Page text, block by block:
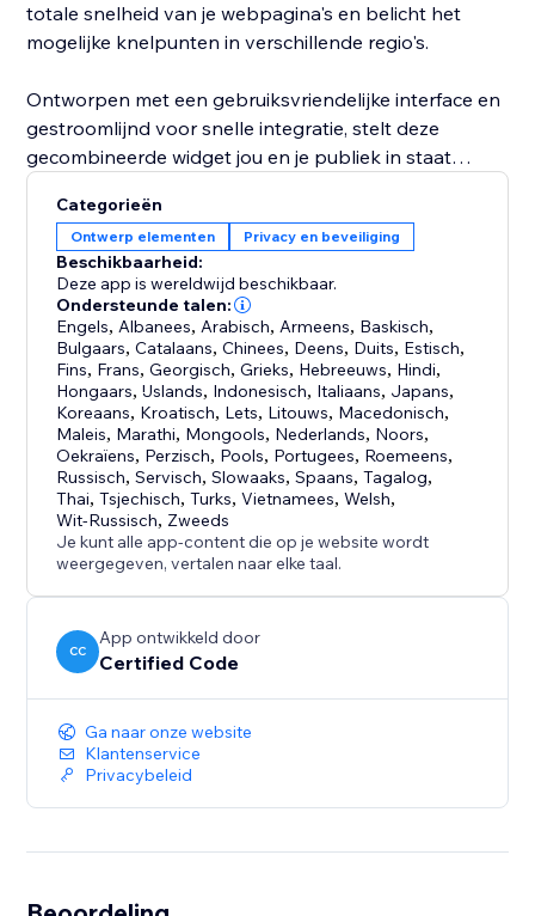
totale snelheid van je webpagina's en belicht het
mogelijke knelpunten in verschillende regio's.
Ontworpen met een gebruiksvriendelijke interface en
gestroomlijnd voor snelle integratie, stelt deze
gecombineerde widget jou en je publiek in staat
nemen. Geef je bezoekers en klanten de tools die ze
nodig hebben om serverreactie en siteprestaties te
beoordelen—voeg de TTFB & Load Time Checker
Widget vandaag nog toe aan je site.
Categorieën
Ontwerp elementen Privacy en beveiliging
Beschikbaarheid:
Deze app is wereldwijd beschikbaar.
Ondersteunde talen:
Engels, Albanees, Arabisch, Armeens, Baskisch,
Bulgaars,Catalaans,Chinees, Deens, Duits, Estisch,
Fins, Frans,Georgisch,Grieks, Hebreeuws, Hindi,
Hongaars,IJslands, Indonesisch, Italiaans, Japans,
Koreaans, Kroatisch, Lets, Litouws, Macedonisch,
Maleis, Marathi, Mongools, Nederlands, Noors,
Oekraïens, Perzisch, Pools, Portugees, Roemeens,
Russisch,Servisch,Slowaaks,Spaans,Tagalog,
Thai,Tsjechisch,Turks,Vietnamees,Welsh,
Wit-Russisch, Zweeds
Je kunt alle app-content die op je website wordt
weergegeven, vertalen naar elke taal.
CC
App ontwikkeld door
Certified Code
Ga naar onze website
Klantenservice
Privacybeleid